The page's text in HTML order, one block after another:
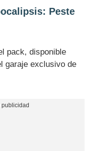
Peste
pack, disponible
garaje exclusivo de